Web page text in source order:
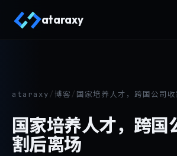
ataraxy
ataraxy /博客 / 国家培养人才，跨国公司
国家培养人才，跨国
割后离场